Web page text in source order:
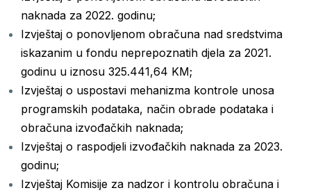
naknada za 2022. godinu;
Izvještaj o ponovljenom obračuna nad sredstvima
iskazanim u fondu neprepoznatih djela za 2021.
godinu u iznosu 325.441,64 KM;
Izvještaj o uspostavi mehanizma kontrole unosa
programskih podataka, način obrade podataka i
obračuna izvođačkih naknada;
Izvještaj o raspodjeli izvođačkih naknada za 2023.
godinu;
Izvještaj Komisije za nadzor i kontrolu obračuna i